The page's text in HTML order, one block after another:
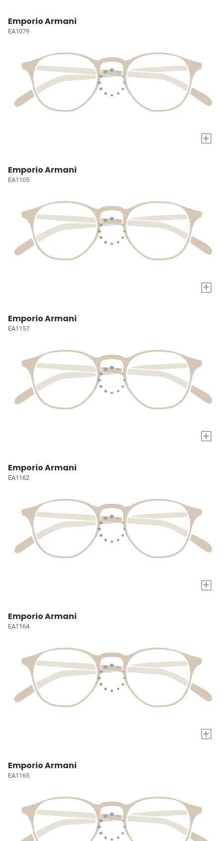
Emporio Armani
EA1079
+
Emporio Armani
EA1105
+
Emporio Armani
EA1157
+
Emporio Armani
EA1162
+
Emporio Armani
EA1164
+
Emporio Armani
EA1165